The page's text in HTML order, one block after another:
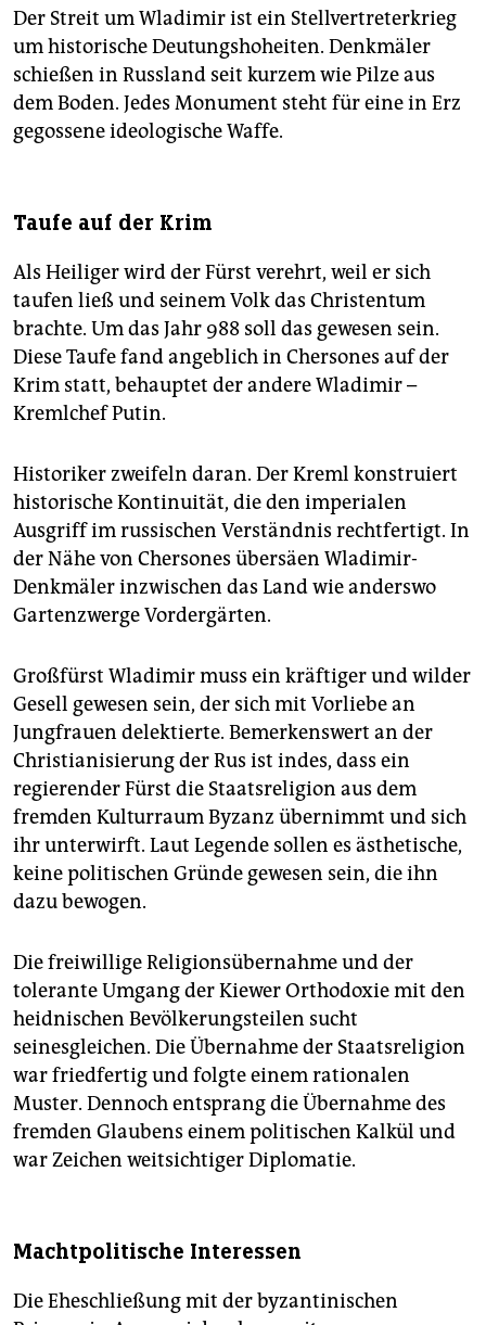
Der Streit um Wladimir ist ein Stellvertreterkrieg
um historische Deutungshoheiten. Denkmäler
schießen in Russland seit kurzem wie Pilze aus
dem Boden. Jedes Monument steht für eine in Erz
gegossene ideologische Waffe.
Taufe auf der Krim
Als Heiliger wird der Fürst verehrt, weil er sich
taufen ließ und seinem Volk das Christentum
brachte. Um das Jahr 988 soll das gewesen sein.
Diese Taufe fand angeblich in Chersones auf der
Krim statt, behauptet der andere Wladimir –
Kremlchef Putin.
Historiker zweifeln daran. Der Kreml konstruiert
historische Kontinuität, die den imperialen
Ausgriff im russischen Verständnis rechtfertigt. In
der Nähe von Chersones übersäen Wladimir-
Denkmäler inzwischen das Land wie anderswo
Gartenzwerge Vordergärten.
Großfürst Wladimir muss ein kräftiger und wilder
Gesell gewesen sein, der sich mit Vorliebe an
Jungfrauen delektierte. Bemerkenswert an der
Christianisierung der Rus ist indes, dass ein
regierender Fürst die Staatsreligion aus dem
fremden Kulturraum Byzanz übernimmt und sich
ihr unterwirft. Laut Legende sollen es ästhetische,
keine politischen Gründe gewesen sein, die ihn
dazu bewogen.
Die freiwillige Religionsübernahme und der
tolerante Umgang der Kiewer Orthodoxie mit den
heidnischen Bevölkerungsteilen sucht
seinesgleichen. Die Übernahme der Staatsreligion
war friedfertig und folgte einem rationalen
Muster. Dennoch entsprang die Übernahme des
fremden Glaubens einem politischen Kalkül und
war Zeichen weitsichtiger Diplomatie.
Machtpolitische Interessen
Die Eheschließung mit der byzantinischen